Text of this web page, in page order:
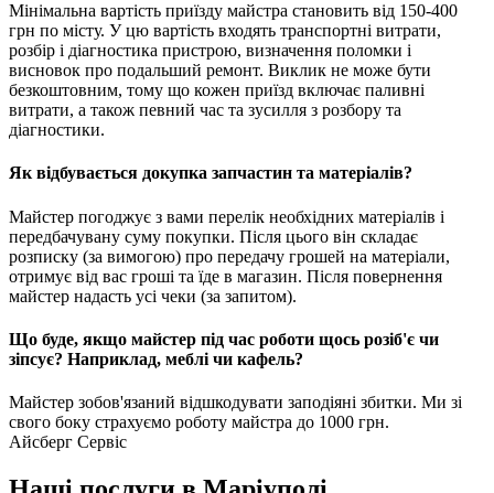
Мінімальна вартість приїзду майстра становить від 150-400
грн по місту. У цю вартість входять транспортні витрати,
розбір і діагностика пристрою, визначення поломки і
висновок про подальший ремонт. Виклик не може бути
безкоштовним, тому що кожен приїзд включає паливні
витрати, а також певний час та зусилля з розбору та
діагностики.
Як відбувається докупка запчастин та матеріалів?
Майстер погоджує з вами перелік необхідних матеріалів і
передбачувану суму покупки. Після цього він складає
розписку (за вимогою) про передачу грошей на матеріали,
отримує від вас гроші та їде в магазин. Після повернення
майстер надасть усі чеки (за запитом).
Що буде, якщо майстер під час роботи щось розіб'є чи
зіпсує? Наприклад, меблі чи кафель?
Майстер зобов'язаний відшкодувати заподіяні збитки. Ми зі
свого боку страхуємо роботу майстра до 1000 грн.
Айсберг Сервіс